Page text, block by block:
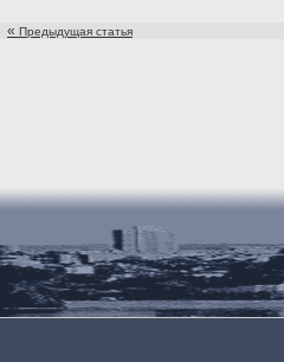
« Предыдущая статья